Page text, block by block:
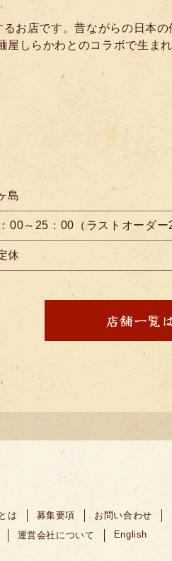
お店です。昔ながらの日本
しらかわとのコラボで生ま
島
00～25：00（ラストオーダ
休
店舗一覧
は 募集要項
お問い合わせ
運営会社について English